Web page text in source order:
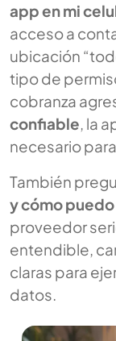
app en mi
acceso a
ubicación
tipo de
cobranza
confiable, la
necesario
También
y cómo
proveedor
entendible,
claras para
datos.